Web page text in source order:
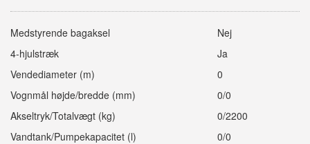
Medstyrende bagaksel
4-hjulstræk
Vendediameter (m)
Vognmål højde/bredde (mm)
Akseltryk/Totalvægt (kg)
Vandtank/Pumpekapacitet (l)
Nej
Ja
0
0/0
0/2200
0/0